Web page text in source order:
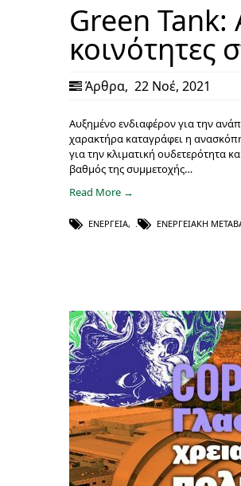
Green Tank:
κοινότητες
Άρθρα, 22 Νοέ, 2021
Αυξημένο ενδιαφέρον για την
χαρακτήρα καταγράφει η
για την κλιματική ουδετερότητα
βαθμός της συμμετοχής…
Read More →
ΕΝΈΡΓΕΙΑ, ΕΝΕΡΓΕΙΑΚΉ